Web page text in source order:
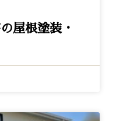
屋根塗装・